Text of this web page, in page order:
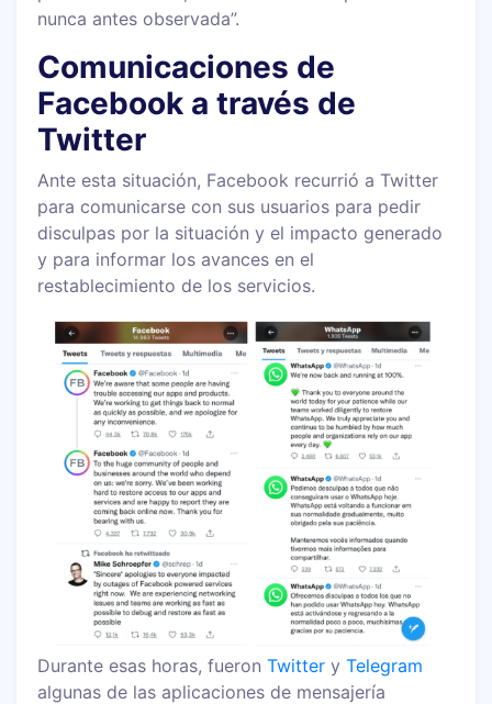
nunca antes observada”.
Comunicaciones de
Facebook a través de
Twitter
Ante esta situación, Facebook recurrió a Twitter
para comunicarse con sus usuarios para pedir
disculpas por la situación y el impacto generado
y para informar los avances en el
restablecimiento de los servicios.
Durante esas horas, fueronTwitter yTelegram
algunas de las aplicaciones de mensajería